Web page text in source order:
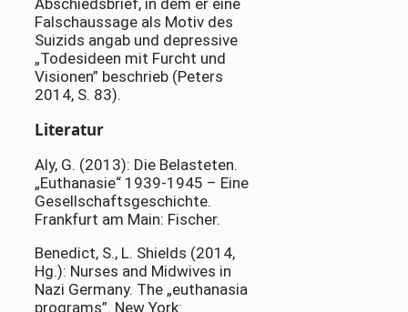
Abschiedsbrief, in dem er eine
Falschaussage als Motiv des
Suizids angab und depressive
„Todesideen mit Furcht und
Visionen” beschrieb (Peters
2014, S. 83).
Literatur
Aly, G. (2013): Die Belasteten.
„Euthanasie“ 1939-1945 – Eine
Gesellschaftsgeschichte.
Frankfurt am Main: Fischer.
Benedict, S., L. Shields (2014,
Hg.): Nurses and Midwives in
Nazi Germany. The „euthanasia
programs”. New York: